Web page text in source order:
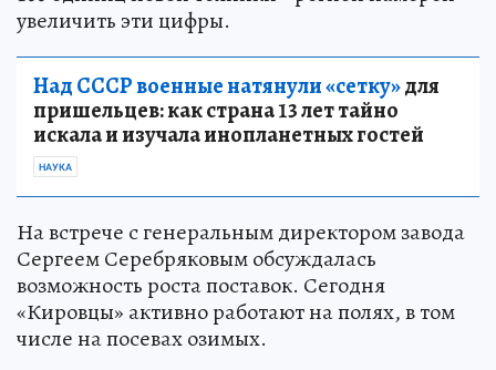
увеличить эти цифры.
Над СССР военные натянули «сетку»для
пришельцев: как страна 13 лет тайно
искала и изучала инопланетных гостей
НАУКА
На встрече с генеральным директором завода
Сергеем Серебряковым обсуждалась
возможность роста поставок. Сегодня
«Кировцы» активно работают на полях, в том
числе на посевах озимых.